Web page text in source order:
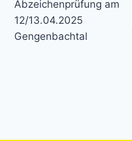
Abzeichenprüfung am
12/13.04.2025
Gengenbachtal